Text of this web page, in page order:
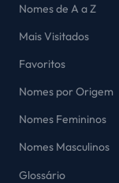
Nomes de A a Z
Mais Visitados
Favoritos
Nomes por Origem
Nomes Femininos
Nomes Masculinos
Glossário